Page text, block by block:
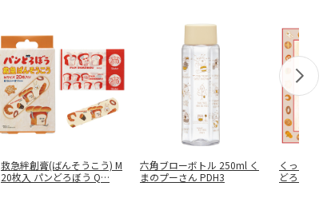
救急絆創膏(ばんそうこう) M
20枚入 パンどろぼう Q…
六角ブローボトル 250ml く
まのプーさん PDH3
くっつくラ
どろぼう